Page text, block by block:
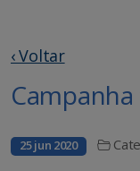
‹ Voltar
25 jun 2020